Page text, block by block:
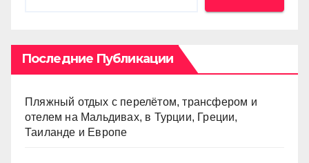
Последние Публикации
Пляжный отдых с перелётом, трансфером и
отелем на Мальдивах, в Турции, Греции,
Таиланде и Европе